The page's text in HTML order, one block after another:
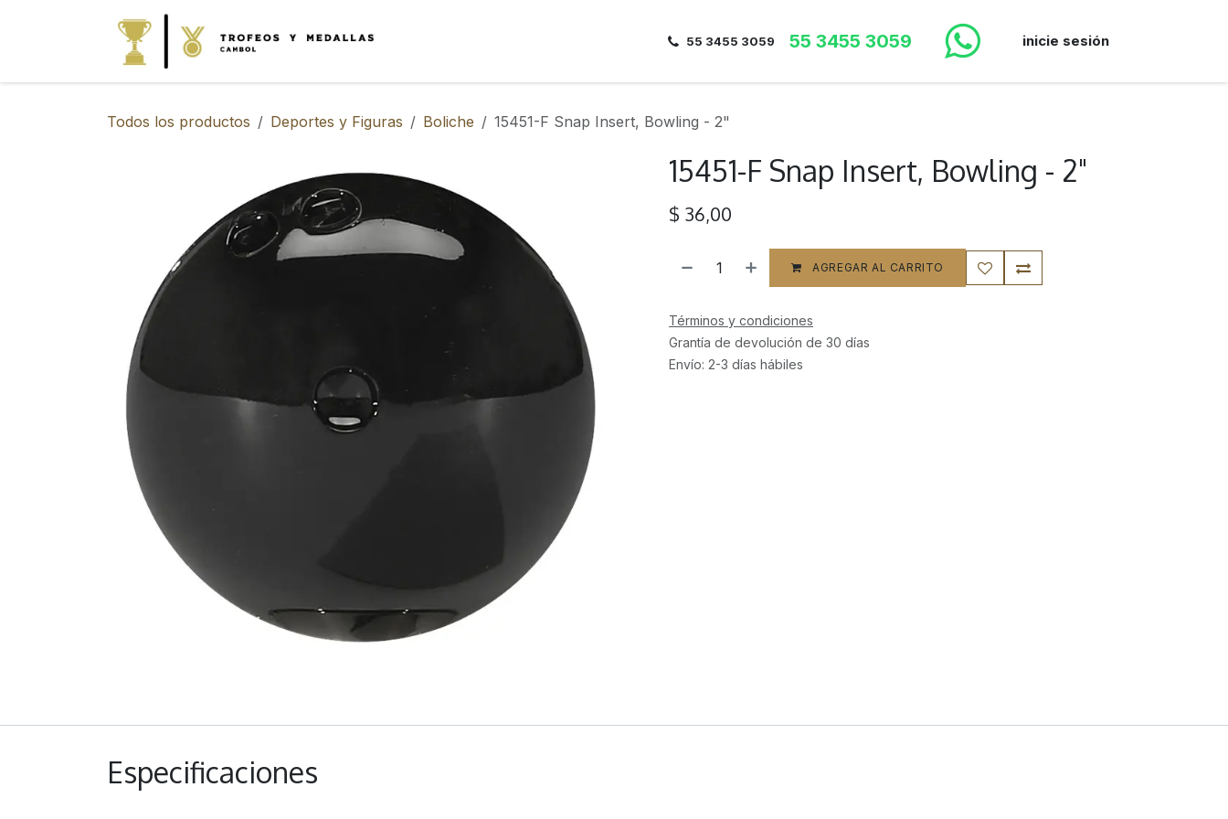
55 3455 3059 55 3455 3059 inicie sesión
Todos los productos Deportes y Figuras Boliche 15451-F Snap Insert, Bowling - 2"
15451-F Snap Insert, Bowling - 2"
$ 36,00
AGREGAR AL CARRITO
Términos y condiciones
Grantía de devolución de 30 días
Envío: 2-3 días hábiles
Especificaciones